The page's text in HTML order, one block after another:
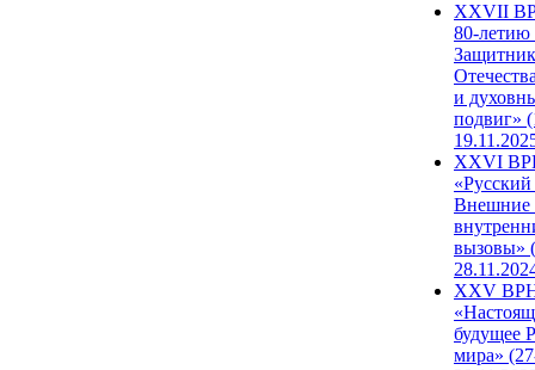
ХХVII
80-
и
подвиг»
XXVI
Внешние
вызовы»
XXV
будущее
мира»